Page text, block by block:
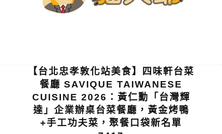
【台北忠孝敦化站美食】四味軒台菜
餐廳 SAVIQUE TAIWANESE
CUISINE 2026：黃仁勳「台灣輝
達」企業辦桌台菜餐廳，黃金烤鴨
+手工功夫菜，聚餐口袋新名單